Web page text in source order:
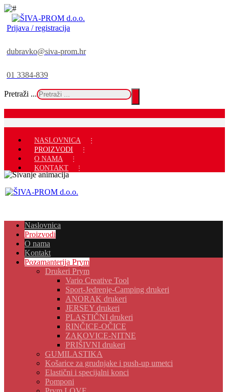
Prijava / registracija
dubravko@siva-prom.hr
01 3384-839
Pretraži ...
NASLOVNICA
PROIZVODI
O NAMA
KONTAKT
Naslovnica
Proizvodi
O nama
Kontakt
Pozamanterija Prym
Drukeri Prym
Vario Creative Tool
Sport-Jedrenje-Camping drukeri
ANORAK drukeri
JERSEY drukeri
PLASTIČNI drukeri
RINČICE-OČICE
ZAKOVICE-NITNE
PRIŠIVNI drukeri
GUMILASTIKA
Košarice za grudnjake i push-up umetci
Elastični i specijalni konci
Pomponi